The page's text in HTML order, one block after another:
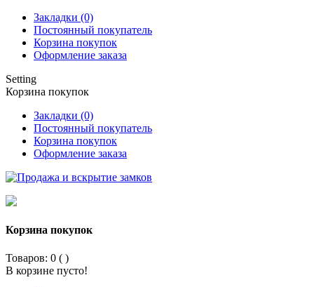
Закладки (0)
Постоянный покупатель
Корзина покупок
Оформление заказа
Setting
Корзина покупок
Закладки (0)
Постоянный покупатель
Корзина покупок
Оформление заказа
Корзина покупок
Товаров: 0 ( )
В корзине пусто!